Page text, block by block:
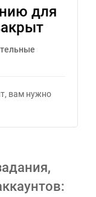
для
вам нужно